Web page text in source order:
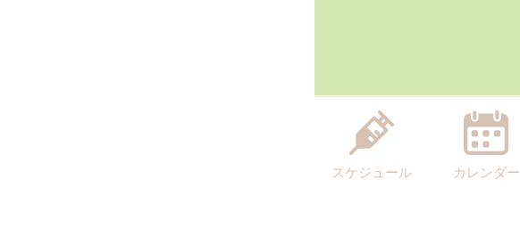
スケジュール カレンダー